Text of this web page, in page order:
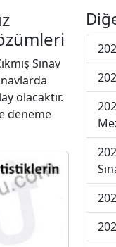
Sınav
olacaktır.
deneme